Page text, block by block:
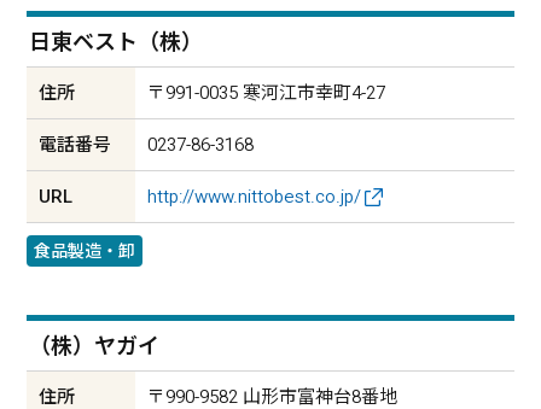
日東ベスト（株）
住所 〒991-0035 寒河江市幸町4-27
電話番号 0237-86-3168
URL http://www.nittobest.co.jp/
食品製造・卸
（株）ヤガイ
住所 〒990-9582 山形市富神台8番地